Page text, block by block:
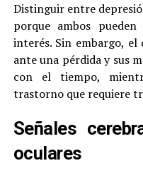
Distinguir entre
porque ambos
interés. Sin embargo,
ante una pérdida y sus
con el tiempo,
trastorno que requiere
Señales
oculares